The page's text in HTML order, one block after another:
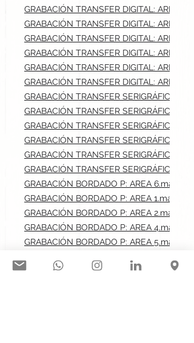
GRABACIÓN TRANSFER DIGITAL: AREA
GRABACIÓN TRANSFER DIGITAL: AREA
GRABACIÓN TRANSFER DIGITAL: AREA
GRABACIÓN TRANSFER DIGITAL: AREA
GRABACIÓN TRANSFER DIGITAL: AREA
GRABACIÓN TRANSFER DIGITAL: AREA
GRABACIÓN TRANSFER SERIGRÁFICO:
GRABACIÓN TRANSFER SERIGRÁFICO:
GRABACIÓN TRANSFER SERIGRÁFICO:
GRABACIÓN TRANSFER SERIGRÁFICO:
GRABACIÓN TRANSFER SERIGRÁFICO:
GRABACIÓN TRANSFER SERIGRÁFICO:
GRABACIÓN BORDADO P: AREA 6.max:
GRABACIÓN BORDADO P: AREA 1.max: 8x8
GRABACIÓN BORDADO P: AREA 2.max:
GRABACIÓN BORDADO P: AREA 4.max:
GRABACIÓN BORDADO P: AREA 5.max:
SERIGRAFÍA F: AREA 2.max: 8x8 cm